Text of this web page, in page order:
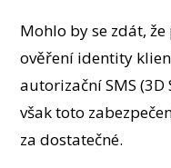
Mohlo by se zdát,
ověření identity
autorizační SMS
však toto
za dostatečné.